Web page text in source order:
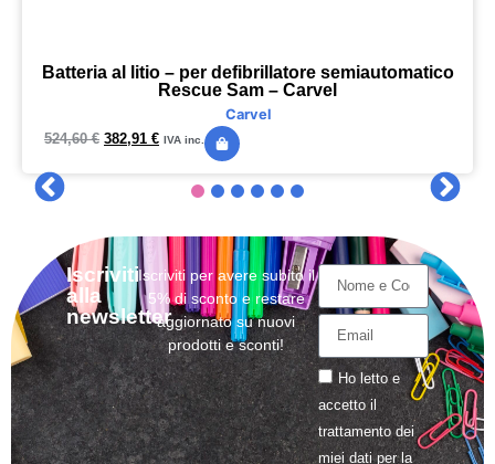
Batteria al litio – per defibrillatore semiautomatico
Rescue Sam – Carvel
Carvel
524,60€ 382,91 € IVA inc.
Iscriviti
alla
newsletter
Iscriviti per avere subito il
5% di sconto e restare
aggiornato su nuovi
prodotti e sconti!
Ho letto e
accetto il
trattamentodei
miei dati per la